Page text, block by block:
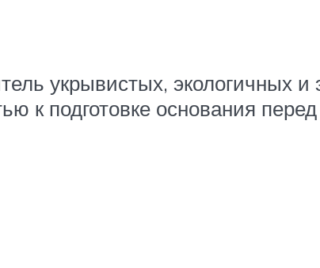
укрывистых, экологичных
к подготовке основания перед